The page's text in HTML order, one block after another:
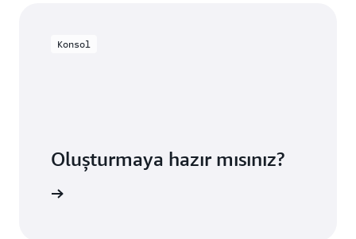
Konsol
Oluşturmaya hazır mısınız?